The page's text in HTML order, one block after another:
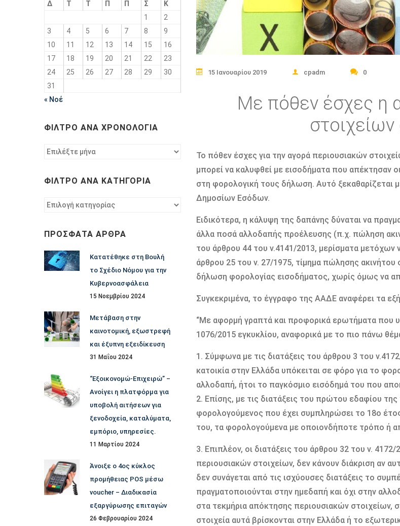
15 Ιανουαρίου 2019 cpadm 0
Με πόθεν έσχες η
Το πόθεν έσχες για την αγορά περιουσιακών
μπορεί να καλυφθεί με εισοδήματα που απέκτησαν
στη φορολογική τους δήλωση. Αυτό ξεκαθαρίζεται
Δημοσίων Εσόδων.
Ειδικότερα, η κάλυψη της δαπάνης δύναται να
άλλα ποσά αλλοδαπής προέλευσης (π.χ. πώληση
του άρθρου 44 του ν.4141/2013, μερίσματα μετόχων
άρθρου 25 του ν. 27/1975, τίμημα πώλησης
δήλωση φορολογίας εισοδήματος, χωρίς όμως να
Συγκεκριμένα, το έγγραφο της ΑΑΔΕ αναφέρει τα
“Με αφορμή γραπτά και προφορικά ερωτήματα που
1076/2015 εγκυκλίου, αναφορικά με το πιο πάνω
1. Σύμφωνα με τις διατάξεις του άρθρου 3 του
κατοικία στην Ελλάδα υπόκειται σε φόρο για το
αλλοδαπή, ήτοι το παγκόσμιο εισόδημά του που
2. Επίσης, με τις διατάξεις του πρώτου εδαφίου
φορολογούμενος που έχει συμπληρώσει το 18ο
του, τα φορολογούμενα με οποιονδήποτε τρόπο ή
3. Επιπλέον, οι διατάξεις του άρθρου 32 του ν.
περιουσιακών στοιχείων, δεν κάνουν διάκριση αν
δεν συνάγεται από τις ισχύουσες διατάξεις το
πραγματοποιούνται στην ημεδαπή και όχι στην
στα τεκμήρια απόκτησης περιουσιακών στοιχείων,
στοιχεία αυτά βρίσκονται στην Ελλάδα ή το
Δ
Τ Τ Π Π Σ
Κ
1
2
3
4 5 6 7 8
9
10
11 12 13 14 15
16
17
18 19 20 21 22
23
24
25 26 27 28 29
30
31
« Νοέ
ΦΊΛΤΡΟ ΑΝΆ ΧΡΟΝΟΛΟΓΊΑ
Φίλτρο
ΦΊΛΤΡΟ ΑΝΆ ΚΑΤΗΓΟΡΊΑ
Φίλτρο
ΠΡΌΣΦΑΤΑ ΆΡΘΡΑ
Κατατέθηκε στη Βουλή
το Σχέδιο Νόμου για την
Κυβερνοασφάλεια
15 Νοεμβρίου 2024
Μετάβαση στην
καινοτομική, εξωστρεφή
και έξυπνη εξειδίκευση
31 Μαΐου 2024
“Εξοικονομώ-Επιχειρώ” –
Ανοίγει η πλατφόρμα για
υποβολή αιτήσεων για
ξενοδοχεία, καταλύματα,
εμπόριο, υπηρεσίες.
11 Μαρτίου 2024
Άνοιξε ο 4ος κύκλος
προμήθειας POS μέσω
voucher – Διαδικασία
εξαργύρωσης επιταγών
26 Φεβρουαρίου 2024